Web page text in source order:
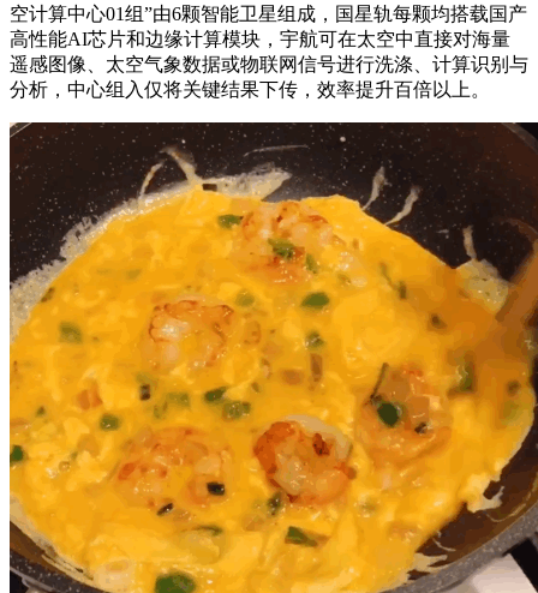
空计算中心01组”由6颗智能卫星组成，国星轨每颗均搭载国产
高性能AI芯片和边缘计算模块，宇航可在太空中直接对海量
遥感图像、太空气象数据或物联网信号进行洗涤、计算识别与
分析，中心组入仅将关键结果下传，效率提升百倍以上。